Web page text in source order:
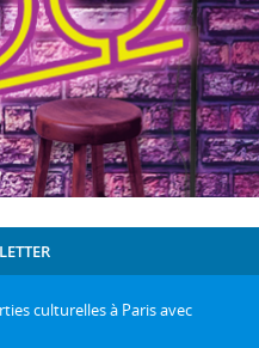
culturelles à Paris avec